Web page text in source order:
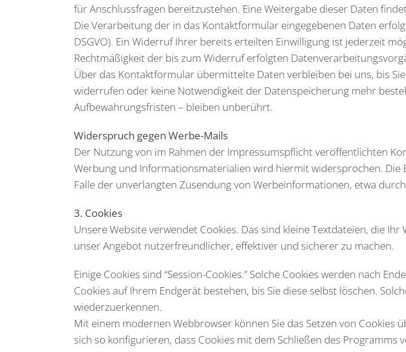
für Anschlussfragen bereitzustehen. Eine Weitergabe dieser Daten
Die Verarbeitung der in das Kontaktformular eingegebenen Daten
DSGVO). Ein Widerruf Ihrer bereits erteilten Einwilligung ist jederzeit
Rechtmäßigkeit der bis zum Widerruf erfolgten
Über das Kontaktformular übermittelte Daten verbleiben bei uns, bis
widerrufen oder keine Notwendigkeit der Datenspeicherung mehr
Aufbewahrungsfristen – bleiben unberührt.
Widerspruch gegen Werbe-Mails
Der Nutzung von im Rahmen der Impressumspflicht veröffentlichten
Werbung und Informationsmaterialien wird hiermit widersprochen.
Falle der unverlangten Zusendung von Werbeinformationen, etwa
3. Cookies
Unsere Website verwendet Cookies. Das sind kleine Textdateien, die
unser Angebot nutzerfreundlicher, effektiver und sicherer zu machen.
Einige Cookies sind “Session-Cookies.” Solche Cookies werden nach
Cookies auf Ihrem Endgerät bestehen, bis Sie diese selbst löschen.
wiederzuerkennen.
Mit einem modernen Webbrowser können Sie das Setzen von
sich so konfigurieren, dass Cookies mit dem Schließen des